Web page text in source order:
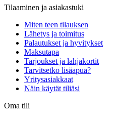
Tilaaminen ja asiakastuki
Miten teen tilauksen
Lähetys ja toimitus
Palautukset ja hyvitykset
Maksutapa
Tarjoukset ja lahjakortit
Tarvitsetko lisäapua?
Yritysasiakkaat
Näin käytät tiliäsi
Oma tili